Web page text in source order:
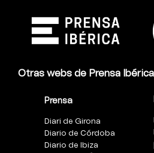
Otras webs de Prensa
Prensa
Diari de Girona
Diario de Córdoba
Diario de Ibiza